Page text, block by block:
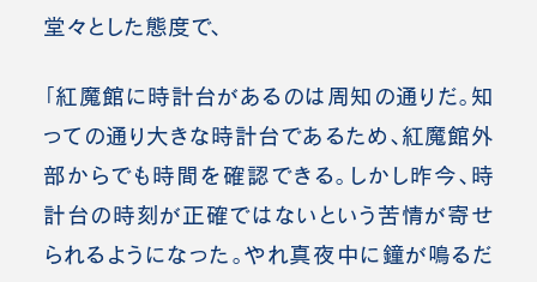
堂々とした態度で、
「紅魔館に時計台があるのは周知の通りだ。知
っての通り大きな時計台であるため、紅魔館外
部からでも時間を確認できる。しかし昨今、時
計台の時刻が正確ではないという苦情が寄せ
られるようになった。やれ真夜中に鐘が鳴るだ